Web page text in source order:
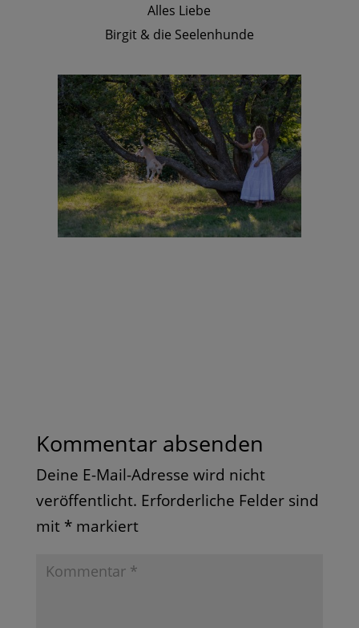
Alles Liebe
Birgit & die Seelenhunde
Kommentar absenden
Deine E-Mail-Adresse wird nicht
veröffentlicht. Erforderliche Felder sind
mit *markiert